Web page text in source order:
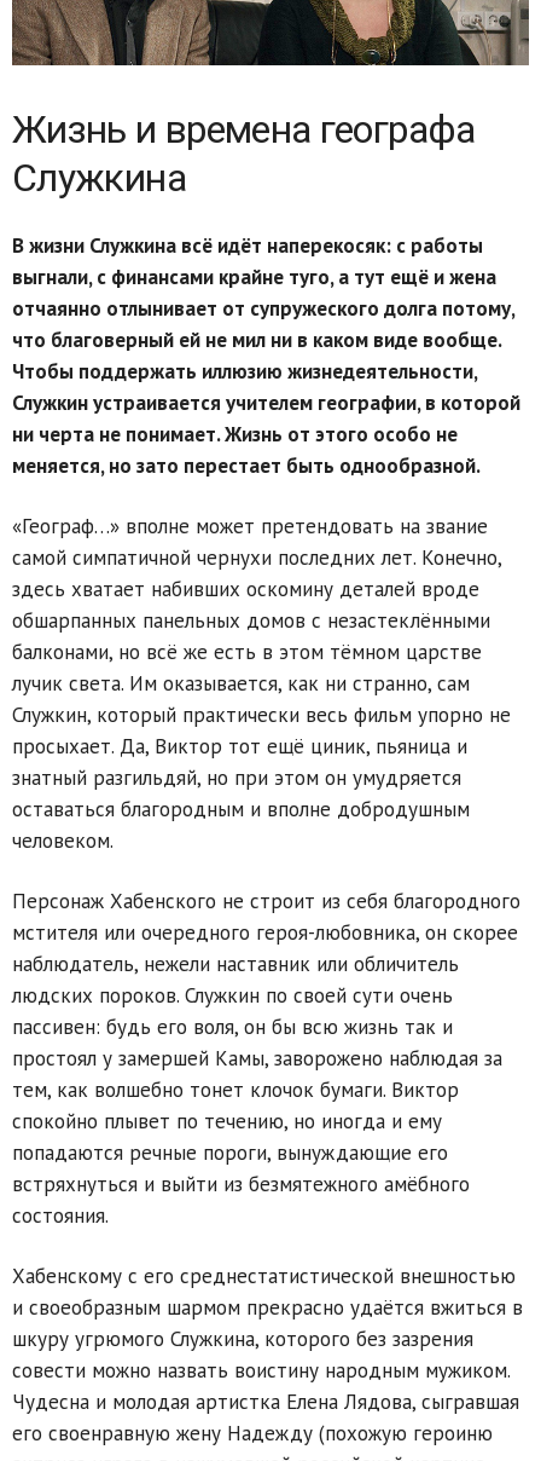
Жизнь и времена географа
Служкина
В жизни Служкина всё идёт наперекосяк: с работы
выгнали, с финансами крайне туго, а тут ещё и жена
отчаянно отлынивает от супружеского долга потому,
что благоверный ей не мил ни в каком виде вообще.
Чтобы поддержать иллюзию жизнедеятельности,
Служкин устраивается учителем географии, в которой
ни черта не понимает. Жизнь от этого особо не
меняется, но зато перестает быть однообразной.
«Географ…» вполне может претендовать на звание
самой симпатичной чернухи последних лет. Конечно,
здесь хватает набивших оскомину деталей вроде
обшарпанных панельных домов с незастеклёнными
балконами, но всё же есть в этом тёмном царстве
лучик света. Им оказывается, как ни странно, сам
Служкин, который практически весь фильм упорно не
просыхает. Да, Виктор тот ещё циник, пьяница и
знатный разгильдяй, но при этом он умудряется
оставаться благородным и вполне добродушным
человеком.
Персонаж Хабенского не строит из себя благородного
мстителя или очередного героя-любовника, он скорее
наблюдатель, нежели наставник или обличитель
людских пороков. Служкин по своей сути очень
пассивен: будь его воля, он бы всю жизнь так и
простоял у замершей Камы, заворожено наблюдая за
тем, как волшебно тонет клочок бумаги. Виктор
спокойно плывет по течению, но иногда и ему
попадаются речные пороги, вынуждающие его
встряхнуться и выйти из безмятежного амёбного
состояния.
Хабенскому с его среднестатистической внешностью
и своеобразным шармом прекрасно удаётся вжиться в
шкуру угрюмого Служкина, которого без зазрения
совести можно назвать воистину народным мужиком.
Чудесна и молодая артистка Елена Лядова, сыгравшая
его своенравную жену Надежду (похожую героиню